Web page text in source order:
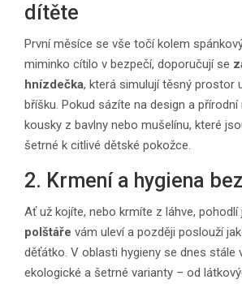
dítěte
První měsíce se vše točí kolem
miminko cítilo v bezpečí, doporučují se
hnízdečka, která simulují těsný prostor
bříšku. Pokud sázíte na design a přírodní
kousky z bavlny nebo mušelínu, které
šetrné k citlivé dětské pokožce.
2. Krmení a hygiena
Ať už kojíte, nebo krmíte z láhve, pohodlí
polštáře vám uleví a později poslouží
děťátko. V oblasti hygieny se dnes stále
ekologické a šetrné varianty – od